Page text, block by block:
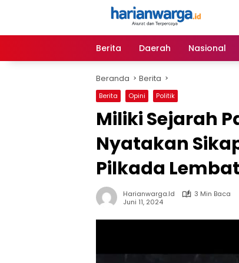
Berita Daerah Nasional
Beranda Berita
Berita Opini Politik
Miliki Sejarah
Nyatakan
Pilkada
Harianwarga.id
3 Min Baca
Juni 11, 2024